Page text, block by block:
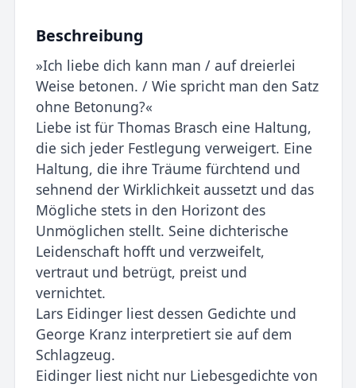
Beschreibung
»Ich liebe dich kann man / auf dreierlei
Weise betonen. / Wie spricht man den Satz
ohne Betonung?«
Liebe ist für Thomas Brasch eine Haltung,
die sich jeder Festlegung verweigert. Eine
Haltung, die ihre Träume fürchtend und
sehnend der Wirklichkeit aussetzt und das
Mögliche stets in den Horizont des
Unmöglichen stellt. Seine dichterische
Leidenschaft hofft und verzweifelt,
vertraut und betrügt, preist und
vernichtet.
Lars Eidinger liest dessen Gedichte und
George Kranz interpretiert sie auf dem
Schlagzeug.
Eidinger liest nicht nur Liebesgedichte von